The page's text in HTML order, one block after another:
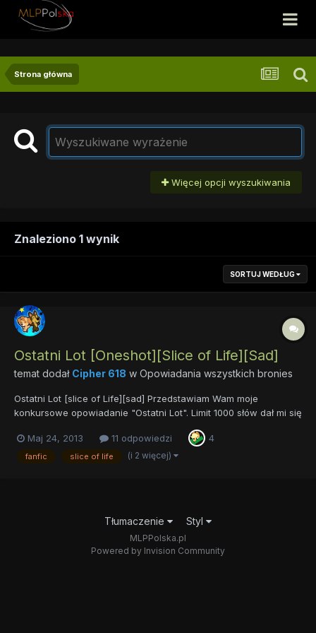
Strona główna
Więcej opcji wyszukiwania
Znaleziono 1 wynik
SORTUJ WEDŁUG
Ostatni Lot [Oneshot][Slice of Life][Sad]
temat dodał Cipher 618 w Opowiadania wszystkich bronies
Ostatni Lot [slice of Life][sad] Przedstawiam Wam moje
konkursowe opowiadanie "Ostatni Lot". Limit 1000 słów dał mi się
zmieniałem, z innych rezygnowałem. Ze względu na te
wszystkie "zabiegi" tu i tam mogą być błędy. Fabuła - krótka
Maj 24, 2013 11 odpowiedzi 4
fanfic slice of life (i 2 więcej)
Tłumaczenie Styl
MLPPolska.pl
Powered by Invision Community